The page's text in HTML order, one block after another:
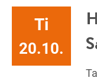
Ti
20.10.